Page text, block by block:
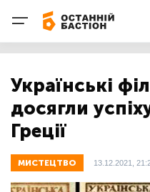
Українські
досягли
Греції
МИСТЕЦТВО 13.12.2021,